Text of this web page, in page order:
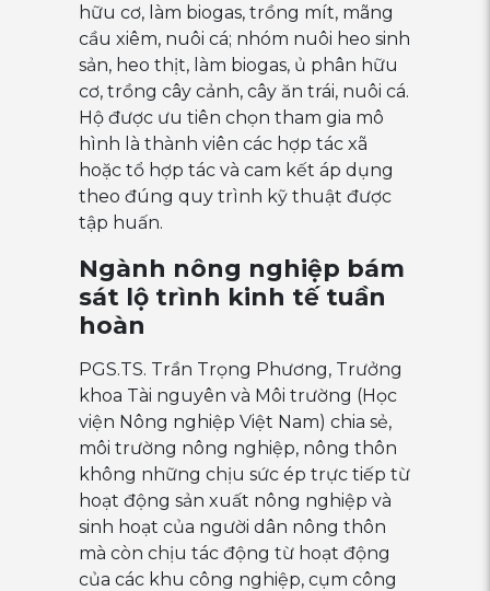
hữu cơ, làm biogas, trồng mít, mãng
cầu xiêm, nuôi cá; nhóm nuôi heo sinh
sản, heo thịt, làm biogas, ủ phân hữu
cơ, trồng cây cảnh, cây ăn trái, nuôi cá.
Hộ được ưu tiên chọn tham gia mô
hình là thành viên các hợp tác xã
hoặc tổ hợp tác và cam kết áp dụng
theo đúng quy trình kỹ thuật được
tập huấn.
Ngành nông nghiệp bám
sát lộ trình kinh tế tuần
hoàn
PGS.TS. Trần Trọng Phương, Trưởng
khoa Tài nguyên và Môi trường (Học
viện Nông nghiệp Việt Nam) chia sẻ,
môi trường nông nghiệp, nông thôn
không những chịu sức ép trực tiếp từ
hoạt động sản xuất nông nghiệp và
sinh hoạt của người dân nông thôn
mà còn chịu tác động từ hoạt động
của các khu công nghiệp, cụm công